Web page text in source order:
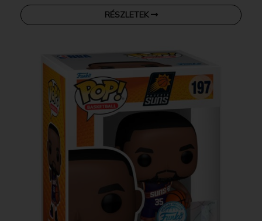
RÉSZLETEK